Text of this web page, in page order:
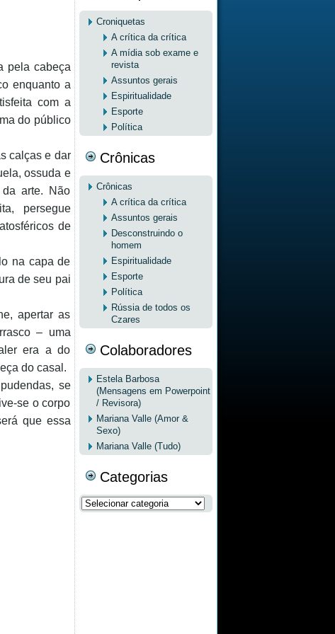
pela cabeça
enquanto a
com a
do público
calças e dar
ossuda e
arte. Não
persegue
de
na capa de
de seu pai
apertar as
– uma
era a do
do casal.
se
se o corpo
que essa
Croniquetas
A crítica da crítica
A mídia sob exame e
revista
Assuntos gerais
Espiritualidade
Esporte
Política
Crônicas
Crônicas
A crítica da crítica
Assuntos gerais
Desconstruindo o
homem
Espiritualidade
Esporte
Política
Rússia de todos os
Czares
Colaboradores
Estela Barbosa
(Mensagens em Powerpoint
/ Revisora)
Mariana Valle (Amor &
Sexo)
Mariana Valle (Tudo)
Categorias
Categorias